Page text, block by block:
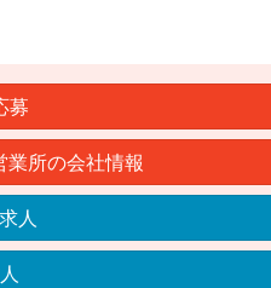
募
所の会社情報
人